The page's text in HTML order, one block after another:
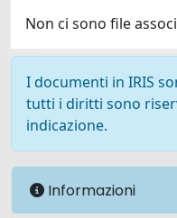
Non ci sono file
I documenti in IRIS
tutti i diritti sono
indicazione.
Informazioni